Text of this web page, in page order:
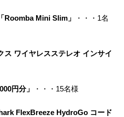
「Roomba Mini Slim」
・・・1名
ス ワイヤレスステレオ インサイ
円分」 ・・・15名様
FlexBreeze HydroGo コード